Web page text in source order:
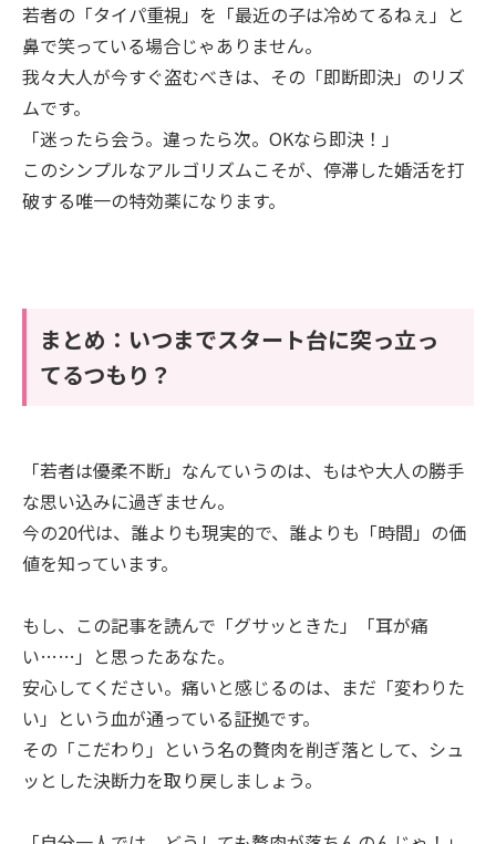
若者の「タイパ重視」を「最近の子は冷めてるねぇ」と
鼻で笑っている場合じゃありません。
我々大人が今すぐ盗むべきは、その「即断即決」のリズ
ムです。
「迷ったら会う。違ったら次。OKなら即決！」
このシンプルなアルゴリズムこそが、停滞した婚活を打
破する唯一の特効薬になります。
まとめ：いつまでスタート台に突っ立っ
てるつもり？
「若者は優柔不断」なんていうのは、もはや大人の勝手
な思い込みに過ぎません。
今の20代は、誰よりも現実的で、誰よりも「時間」の価
値を知っています。
もし、この記事を読んで「グサッときた」「耳が痛
い……」と思ったあなた。
安心してください。痛いと感じるのは、まだ「変わりた
い」という血が通っている証拠です。
その「こだわり」という名の贅肉を削ぎ落として、シュ
ッとした決断力を取り戻しましょう。